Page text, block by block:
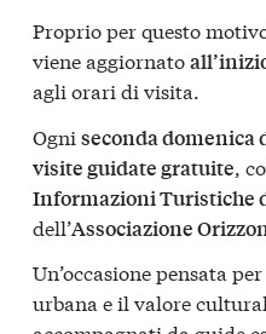
Proprio per questo
viene aggiornato
agli orari di visita.
Ogni seconda domenica
visite guidate gratuite ,
Informazioni Turistiche
dell’Associazione
Un’occasione pensata
urbana e il valore